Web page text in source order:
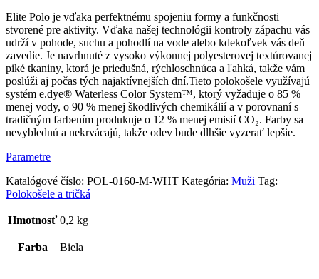
–
biele
Elite Polo je vďaka perfektnému spojeniu formy a funkčnosti
stvorené pre aktivity. Vďaka našej technológii kontroly zápachu vás
udrží v pohode, suchu a pohodlí na vode alebo kdekoľvek vás deň
zavedie. Je navrhnuté z vysoko výkonnej polyesterovej textúrovanej
piké tkaniny, ktorá je priedušná, rýchloschnúca a ľahká, takže vám
poslúži aj počas tých najaktívnejších dní.Tieto polokošele využívajú
systém e.dye® Waterless Color System™, ktorý vyžaduje o 85 %
menej vody, o 90 % menej škodlivých chemikálií a v porovnaní s
tradičným farbením produkuje o 12 % menej emisií CO₂. Farby sa
nevyblednú a nekrvácajú, takže odev bude dlhšie vyzerať lepšie.
Parametre
Katalógové číslo: POL-0160-M-WHT Kategória: Muži Tag:
Polokošele a tričká
Hmotnosť 0,2 kg
Farba Biela